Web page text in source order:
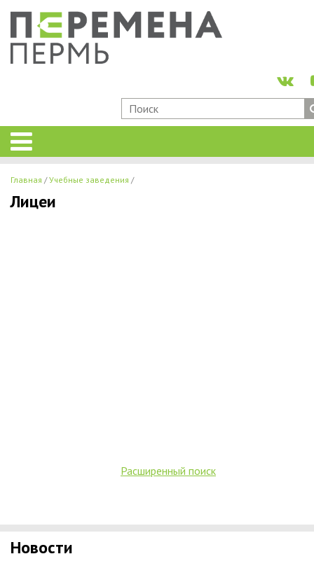
Главная Учебные заведения
Лицеи
Расширенный поиск
Новости